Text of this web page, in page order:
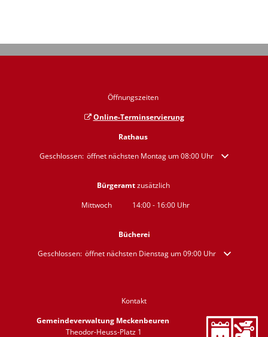
Öffnungszeiten
Online-Terminservierung
Rathaus
Klicken, um weitere Öffnungs- oder Schließzeiten auszublenden
Geschlossen: öffnet nächsten Montag um 08:00 Uhr
Bürgeramtzusätzlich
Mittwoch
14:00- 16:00 Uhr
Bücherei
Klicken, um weitere Öffnungs- oder Schließzeiten auszublenden
Geschlossen: öffnet nächsten Dienstag um 09:00 Uhr
Kontakt
Gemeindeverwaltung Meckenbeuren
Theodor-Heuss-Platz 1